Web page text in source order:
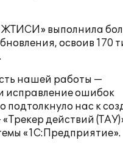
выполнила
освоив 170
нашей работы —
исправление ошибок
подтолкнуло нас к
действий
«1С:Предприятие».